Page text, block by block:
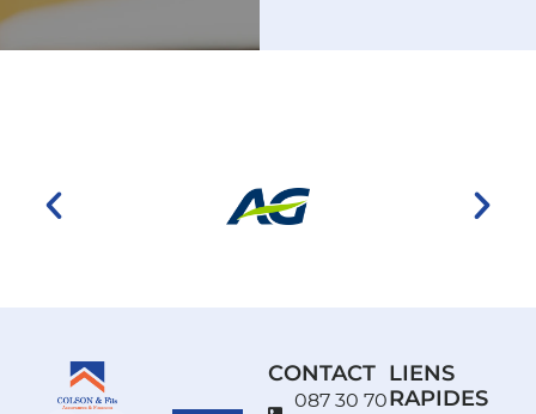
CONTACT
087 30 70
LIENS
RAPIDES